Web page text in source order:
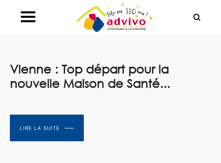
Vienne : Top départ pour la
nouvelle Maison de Santé...
LIRE LA SUITE
LIRE LA SUITE
LIRE LA SUITE
LIRE LA SUITE
LIRE LA SUITE